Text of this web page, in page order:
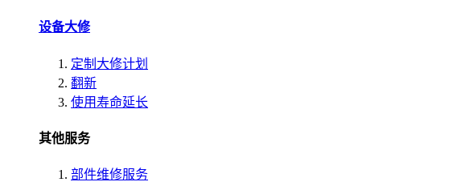
设备大修
定制大修计划
翻新
使用寿命延长
其他服务
部件维修服务